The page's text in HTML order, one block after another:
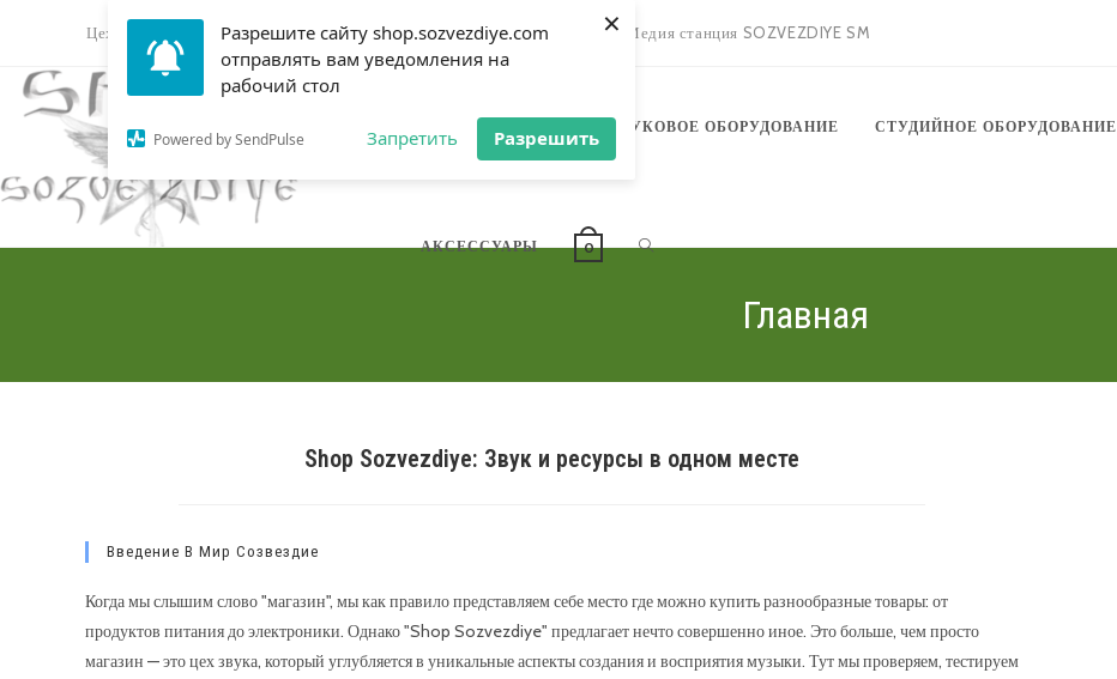
Разрешите сайту shop.sozvezdiye.com
отправлять вам уведомления на
рабочий стол
Powered by SendPulse Запретить Разрешить
×
содержимому
Цех звука: Sozvezdiye Магазин оборудования Форум музыкантов Медия станция SOZVEZDIYE SM
DJ ОБОРУДОВАНИЕ ЗВУКОВОЕ ОБОРУДОВАНИЕ СТУДИЙНОЕ ОБОРУДОВАНИЕ
АКСЕССУАРЫ 0 ПЕРЕКЛЮЧИТЬ
ВЕБ-
Главная
Shop Sozvezdiye: Звук и ресурсы в одном месте
Введение В Мир Созвездие
Когда мы слышим слово "магазин", мы как правило представляем себе место где можно купить разнообразные товары: от
продуктов питания до электроники. Однако "Shop Sozvezdiye" предлагает нечто совершенно иное. Это больше, чем просто
магазин — это цех звука, который углубляется в уникальные аспекты создания и восприятия музыки. Тут мы проверяем, тестируем